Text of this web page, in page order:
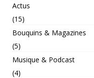
Actus
(15)
Bouquins & Magazines
(5)
Musique & Podcast
(4)